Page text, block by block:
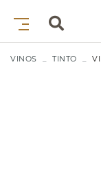
VINOS TINTO